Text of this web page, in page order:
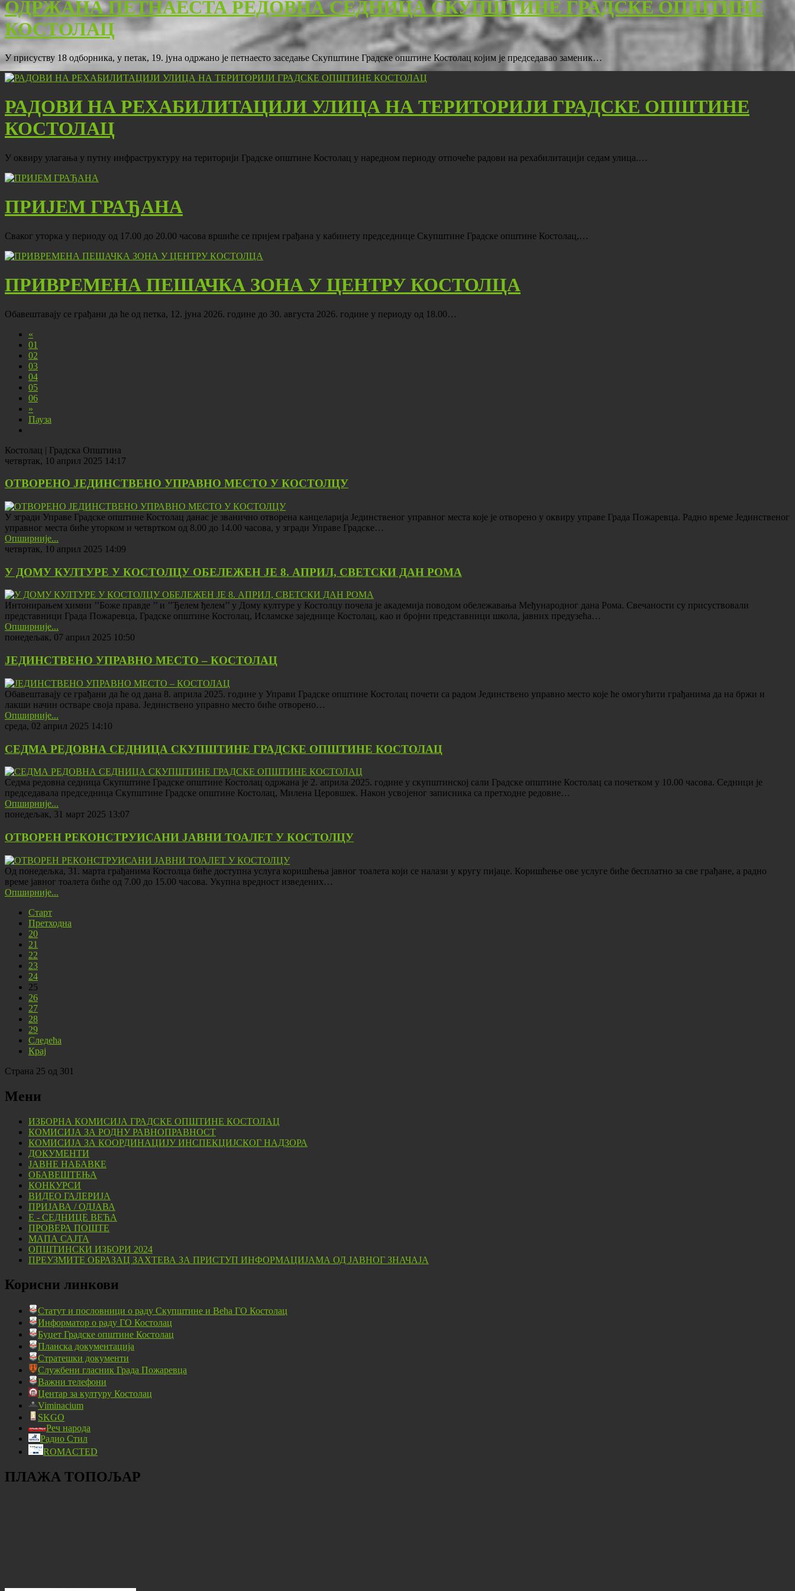
ОДРЖАНА ПЕТНАЕСТА РЕДОВНА СЕДНИЦА СКУПШТИНЕ ГРАДСКЕ ОПШТИНЕ
КОСТОЛАЦ
У присуству 18 одборника, у петак, 19. јуна одржано је петнаесто заседање Скупштине Градске општине Костолац којим је председавао заменик…
РАДОВИ НА РЕХАБИЛИТАЦИЈИ УЛИЦА НА ТЕРИТОРИЈИ ГРАДСКЕ ОПШТИНЕ
КОСТОЛАЦ
У оквиру улагања у путну инфраструктуру на територији Градске општине Костолац у наредном периоду отпочеће радови на рехабилитацији седам улица.…
ПРИЈЕМ ГРАЂАНА
Сваког уторка у периоду од 17.00 до 20.00 часова вршиће се пријем грађана у кабинету председнице Скупштине Градске општине Костолац,…
ПРИВРЕМЕНА ПЕШАЧКА ЗОНА У ЦЕНТРУ КОСТОЛЦА
Обавештавају се грађани да ће од петка, 12. јуна 2026. године до 30. августа 2026. године у периоду од 18.00…
«
01
02
03
04
05
06
»
Пауза
Костолац | Градска Општина
четвртак, 10 април 2025 14:17
ОТВОРЕНО ЈЕДИНСТВЕНО УПРАВНО МЕСТО У КОСТОЛЦУ
У згради Управе Градске општине Костолац данас је званично отворена канцеларија Јединственог управног места које је отворено у оквиру управе Града Пожаревца. Радно време Јединственог
управног места биће уторком и четвртком од 8.00 до 14.00 часова, у згради Управе Градске…
Опширније...
четвртак, 10 април 2025 14:09
У ДОМУ КУЛТУРЕ У КОСТОЛЦУ ОБЕЛЕЖЕН ЈЕ 8. АПРИЛ, СВЕТСКИ ДАН РОМА
Интонирањем химни ’’Боже правде ’’ и ’’Ђелем ђелем’’ у Дому културе у Костолцу почела је академија поводом обележавања Међународног дана Рома. Свечаности су присуствовали
представници Града Пожаревца, Градске општине Костолац, Исламске заједнице Костолац, као и бројни представници школа, јавних предузећа…
Опширније...
понедељак, 07 април 2025 10:50
ЈЕДИНСТВЕНО УПРАВНО МЕСТО – КОСТОЛАЦ
Обавештавају се грађани да ће од дана 8. априла 2025. године у Управи Градске општине Костолац почети са радом Јединствено управно место које ће омогућити грађанима да на бржи и
лакши начин остваре своја права. Јединствено управно место биће отворено…
Опширније...
среда, 02 април 2025 14:10
СЕДМА РЕДОВНА СЕДНИЦА СКУПШТИНЕ ГРАДСКЕ ОПШТИНЕ КОСТОЛАЦ
Седма редовна седница Скупштине Градске општине Костолац одржана је 2. априла 2025. године у скупштинској сали Градске општине Костолац са почетком у 10.00 часова. Седници је
председавала председница Скупштине Градске општине Костолац, Милена Церовшек. Након усвојеног записника са претходне редовне…
Опширније...
понедељак, 31 март 2025 13:07
ОТВОРЕН РЕКОНСТРУИСАНИ ЈАВНИ ТОАЛЕТ У КОСТОЛЦУ
Од понедељка, 31. марта грађанима Костолца биће доступна услуга коришћења јавног тоалета који се налази у кругу пијаце. Коришћење ове услуге биће бесплатно за све грађане, а радно
време јавног тоалета биће од 7.00 до 15.00 часова. Укупна вредност изведених…
Опширније...
Старт
Претходна
20
21
22
23
24
25
26
27
28
29
Следећа
Крај
Страна 25 од 301
Мени
ИЗБОРНА КОМИСИЈА ГРАДСКЕ ОПШТИНЕ КОСТОЛАЦ
КОМИСИЈА ЗА РОДНУ РАВНОПРАВНОСТ
КОМИСИЈА ЗА КООРДИНАЦИЈУ ИНСПЕКЦИЈСКОГ НАДЗОРА
ДОКУМЕНТИ
ЈАВНЕ НАБАВКЕ
ОБАВЕШТЕЊА
КОНКУРСИ
ВИДЕО ГАЛЕРИЈА
ПРИЈАВА / ОДЈАВА
Е - СЕДНИЦЕ ВЕЋА
ПРОВЕРА ПОШТЕ
МАПА САЈТА
ОПШТИНСКИ ИЗБОРИ 2024
ПРЕУЗМИТЕ ОБРАЗАЦ ЗАХТЕВА ЗА ПРИСТУП ИНФОРМАЦИЈАМА ОД ЈАВНОГ ЗНАЧАЈА
Корисни линкови
Статут и пословници о раду Скупштине и Већа ГО Костолац
Информатор о раду ГО Костолац
Буџет Градске општине Костолац
Планска документација
Стратешки документи
Службени гласник Града Пожаревца
Важни телефони
Центар за културу Костолац
Viminacium
SKGO
Реч народа
Радио Стил
ROMACTED
ПЛАЖА ТОПОЉАР